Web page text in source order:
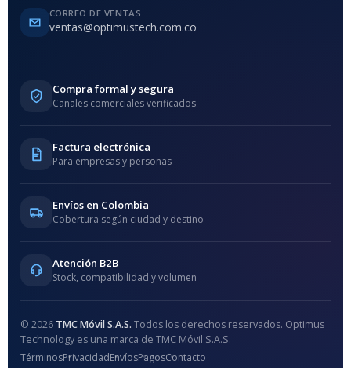
CORREO DE VENTAS
ventas@optimustech.com.co
Compra formal y segura
Canales comerciales verificados
Factura electrónica
Para empresas y personas
Envíos en Colombia
Cobertura según ciudad y destino
Atención B2B
Stock, compatibilidad y volumen
© 2026 TMC Móvil S.A.S. Todos los derechos reservados. Optimus
Technology es una marca de TMC Móvil S.A.S.
TérminosPrivacidadEnvíosPagosContacto